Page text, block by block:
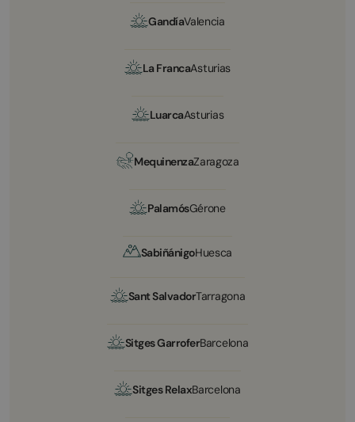
GandíaValencia
La FrancaAsturias
LuarcaAsturias
MequinenzaZaragoza
PalamósGérone
SabiñánigoHuesca
Sant SalvadorTarragona
Sitges GarroferBarcelona
Sitges RelaxBarcelona